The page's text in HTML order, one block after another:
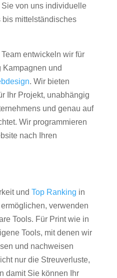
von uns individuelle
bis mittelständisches
entwickeln wir für
Kampagnen und
. Wir bieten
Ihr Projekt, unabhängig
und genau auf
Wir programmieren
nach Ihren
und Top Ranking in
verwenden
Tools. Für Print wie in
Tools, mit denen wir
und nachweisen
nur die Streuverluste,
damit Sie können Ihr